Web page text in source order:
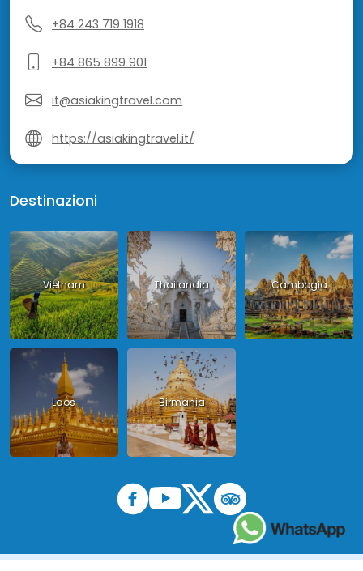
+84 243 719 1918
+84 865 899 901
it@asiakingtravel.com
https://asiakingtravel.it/
Destinazioni
Vietnam Thailandia Cambogia
Laos Birmania